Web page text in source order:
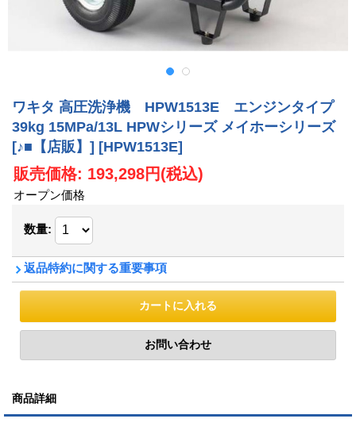
ワキタ 高圧洗浄機 HPW1513E エンジンタイプ
39kg 15MPa/13L HPWシリーズ メイホーシリーズ
[♪■【店販】] [HPW1513E]
販売価格: 193,298円(税込)
オープン価格
数量:
返品特約に関する重要事項
商品詳細